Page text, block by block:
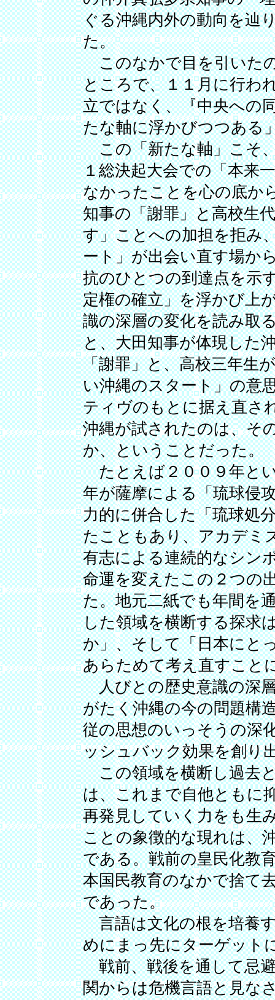
ぐる沖縄内外の動向を辿
た。
このなかで目を引いた
ところで、１１月に行わ
立ではなく、『中央への
たな軸に浮かびつつある
この「新たな軸」こそ
１総決起大会での「本来
なかったことを心の底か
知事の「謝罪」と高校生
す」ことへの加担を拒み
ート」が出会い直す場か
抗のひとつの到達点を示
定権の確立」を浮かび上
識の深層の変化を読み取
と、大田知事が体現した
「謝罪」と、高校三年生
い沖縄のスタート」の意
ティヴのもとに据え直さ
沖縄が試されたのは、そ
か、ということだった。
たとえば２００９年と
年が薩摩による「琉球侵
力的に併合した「琉球処
たこともあり、アカデミ
有志による連続的なシン
命運を変えたこの２つの
た。地元二紙でも年間を
した領域を横断する探求
か」、そして「日本にと
あらためて考え直すこと
人びとの歴史意識の深
がたく沖縄の今の問題構
従の思想のいっそうの深
ッシュバック効果を創り
この領域を横断し過去
は、これまで自他ともに
再発見していく力をも生
ことの象徴的な現れは、
である。戦前の皇民化教
本国民教育のなかで捨て
であった。
言語は文化の根を培養
めにまっ先にターゲット
戦前、戦後を通して忌
関からは危機言語と見な